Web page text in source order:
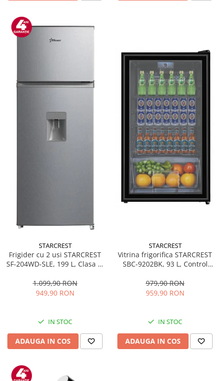
STARCREST
Frigider cu 2 usi STARCREST
SF-204WD-SLE, 199 L, Clasa E,
Termostat Ajustabil, Usi
reversibile, H 143 cm, Argintiu
1.099,90 RON
949,90 RON
IN STOC
ADAUGA IN COS
STARCREST
Vitrina frigorifica STARCREST
SBC-9202BK, 93 L, Control
83.2 cm, Negru
979,90 RON
959,90 RON
IN STOC
ADAUGA IN COS